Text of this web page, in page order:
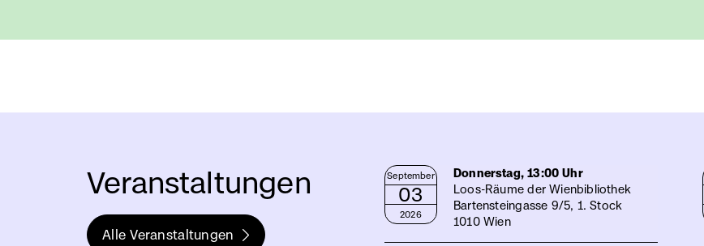
Veranstaltungen
Alle Veranstaltungen
September
03
2026
Donnerstag, 13:00 Uhr
Loos-Räume der Wienbibliothek
Bartensteingasse 9/5, 1. Stock
1010 Wien